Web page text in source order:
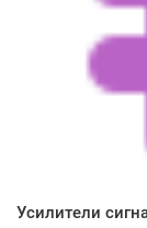
Усилители